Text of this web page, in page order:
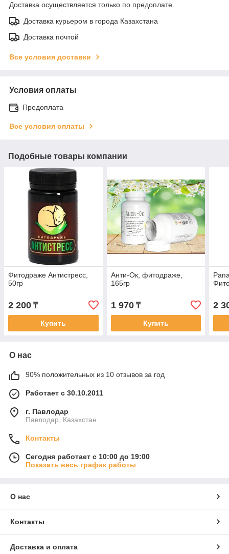
Доставка осуществляется только по предоплате.
Доставка курьером в города Казахстана
Доставка почтой
Все условия доставки
Условия оплаты
Предоплата
Все условия оплаты
Подобные товары компании
Фитодраже Антистресс,
50гр
2 200 ₸
Купить
Анти-Ок, фитодраже,
165гр
1 970₸
Купить
2
О нас
90% положительных из 10 отзывов за год
Работает с 30.10.2011
г. Павлодар
Павлодар, Казахстан
Контакты
Сегодня работает с 10:00 до 19:00
Показать весь график работы
О нас
Контакты
Доставка и оплата